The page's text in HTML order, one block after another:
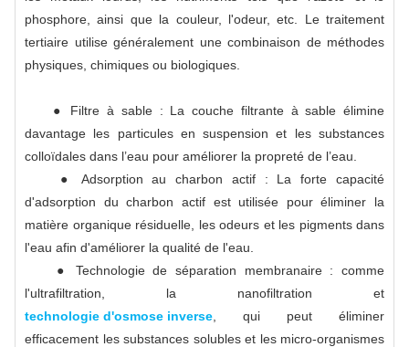
phosphore, ainsi que la couleur, l'odeur, etc. Le traitement
tertiaire utilise généralement une combinaison de méthodes
physiques, chimiques ou biologiques.
● Filtre à sable : La couche filtrante à sable élimine
davantage les particules en suspension et les substances
colloïdales dans l’eau pour améliorer la propreté de l’eau.
● Adsorption au charbon actif : La forte capacité
d'adsorption du charbon actif est utilisée pour éliminer la
matière organique résiduelle, les odeurs et les pigments dans
l'eau afin d'améliorer la qualité de l'eau.
● Technologie de séparation membranaire : comme
l'ultrafiltration, la nanofiltration et
technologie d'osmose inverse , qui peut éliminer
efficacement les substances solubles et les micro-organismes